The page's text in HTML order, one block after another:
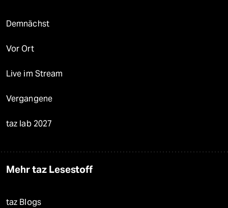
Demnächst
Vor Ort
Live im Stream
Vergangene
taz lab 2027
Mehr taz Lesestoff
taz Blogs